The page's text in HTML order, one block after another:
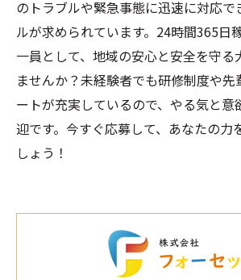
のトラブルや緊急事態に迅速に対応で
ルが求められています。24時間365日
一員として、地域の安心と安全を守る
ませんか？未経験者でも研修制度や
ートが充実しているので、やる気と意
迎です。今すぐ応募して、あなたの力
しょう！